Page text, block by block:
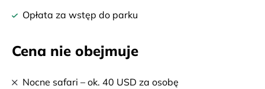
Opłata za wstęp do parku
Cena nie obejmuje
Nocne safari – ok. 40 USD za osobę